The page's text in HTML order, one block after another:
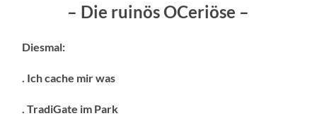
– Die ruinös OCeriöse –
Diesmal:
. Ich cache mir was
. TradiGate im Park